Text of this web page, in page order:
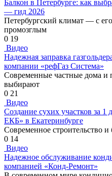
Балкон в Петербурге: как
— гид 2026
Петербургский климат — с
промозглым
0 19
Видео
Надежная заправка
компании «рефГаз Система»
Современные частные дома и
выбирают
0 21
Видео
Создание сухих участков за
ЕКБ» в Екатеринбурге
Современное строительство и
0 14
Видео
Надежное обслуживание
компанией «Конд-Ремонт»